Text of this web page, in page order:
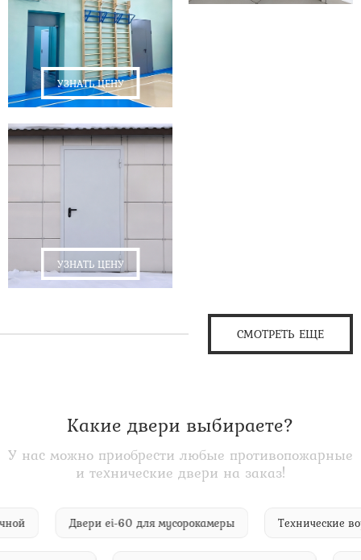
УЗНАТЬ ЦЕНУ
УЗНАТЬ ЦЕНУ
СМОТРЕТЬ ЕЩЕ
Какие двери выбираете?
У нас можно приобрести любые противопожарные
и технические двери на заказ!
Двери ei-60 для мусорокамеры